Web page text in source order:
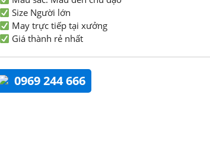
Size Người lớn
May trực tiếp tại xưởng
Giá thành rẻ nhất
0969 244 666